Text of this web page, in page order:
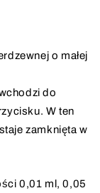
o małej
do
W ten
zamknięta w
0,01 ml, 0,05